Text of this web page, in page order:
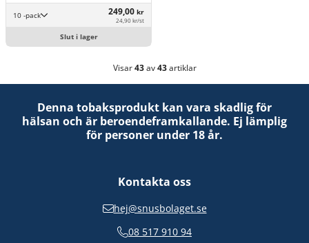
10 -pack 249,00 kr
24,90 kr/st
Slut i lager
Visar43av43artiklar
Denna tobaksprodukt kan vara skadlig för
hälsan och är beroendeframkallande. Ej lämplig
för personer under 18 år.
Kontakta oss
hej@snusbolaget.se
08 517 910 94